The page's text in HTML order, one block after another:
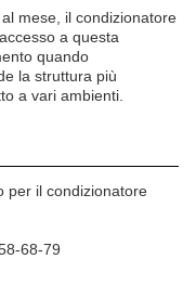
mese, il condizionatore
a questa
quando
la struttura più
a vari ambienti.
per il condizionatore
68-79